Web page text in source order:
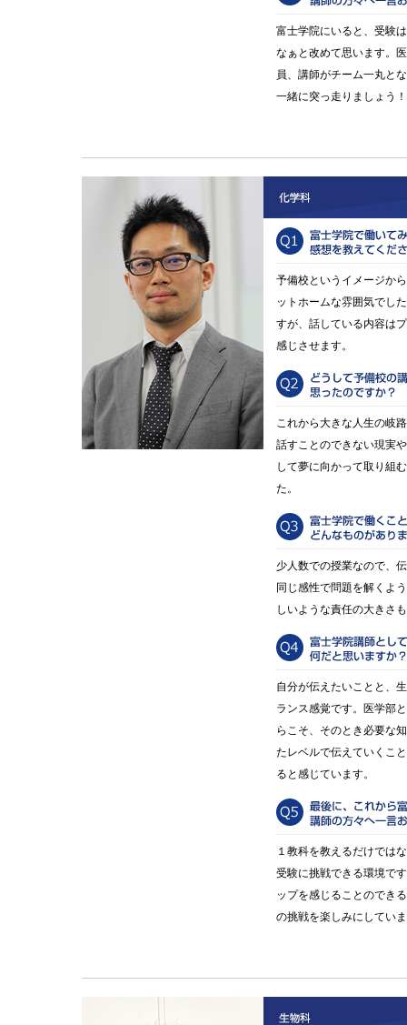
富士学院にいると、受験
なぁと改めて思います。
員、講師がチーム一丸と
一緒に突っ走りましょう！
予備校というイメージか
ットホームな雰囲気でし
すが、話している内容は
感じさせます。
これから大きな人生の岐
話すことのできない現実
して夢に向かって取り組
た。
少人数での授業なので、
同じ感性で問題を解くよ
しいような責任の大きさ
自分が伝えたいことと、
ランス感覚です。医学部
らこそ、そのとき必要な
たレベルで伝えていくこ
ると感じています。
１教科を教えるだけでは
受験に挑戦できる環境で
ップを感じることのでき
の挑戦を楽しみにしてい